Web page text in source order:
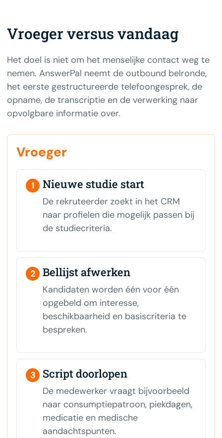
Vroeger versus vandaag
Het doel is niet om het menselijke contact weg te
nemen. AnswerPal neemt de outbound belronde,
het eerste gestructureerde telefoongesprek, de
opname, de transcriptie en de verwerking naar
opvolgbare informatie over.
Vroeger
1 Nieuwe studie start
De rekruteerder zoekt in het CRM
naar profielen die mogelijk passen bij
de studiecriteria.
2 Bellijst afwerken
Kandidaten worden één voor één
opgebeld om interesse,
beschikbaarheid en basiscriteria te
bespreken.
3 Script doorlopen
De medewerker vraagt bijvoorbeeld
naar consumptiepatroon, piekdagen,
medicatie en medische
aandachtspunten.